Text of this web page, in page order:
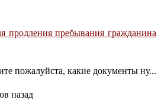
продления пребывания гражданина
пожалуйста, какие документы ну...
назад